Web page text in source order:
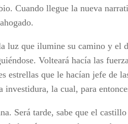
Cuando llegue la nueva
luz que ilumine su camino y el
Volteará hacía las
estrellas que le hacían jefe de
la cual, para
Será tarde, sabe que el